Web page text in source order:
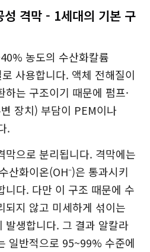
성 격막 - 1세대의 기본 구
농도의 수산화칼륨
사용합니다. 액체 전해질이
는 구조이기 때문에 펌프·
장치) 부담이 PEM이나
.
막으로 분리됩니다. 격막에는
산화이온(OH⁻)은 통과시키
니다. 다만 이 구조 때문에 수
되지 않고 미세하게 섞이는
발생합니다. 그 결과 알칼라
일반적으로 95~99% 수준에